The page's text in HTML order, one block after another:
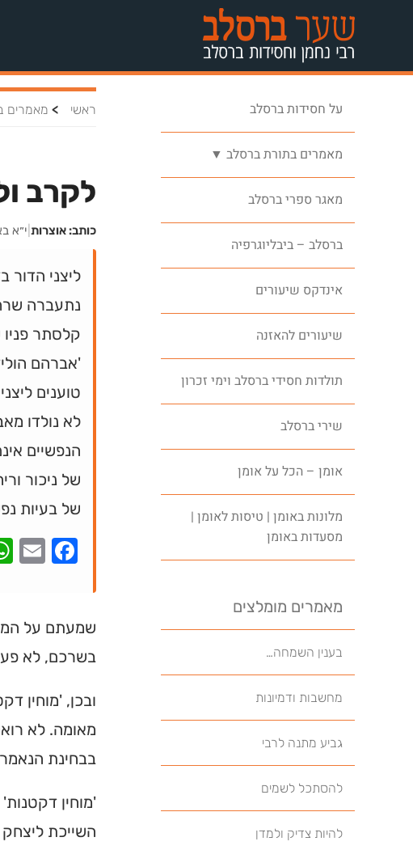
על חסידות ברסלב
מאמרים בתורת ברסלב ▼
מאגר ספרי ברסלב
ברסלב – ביבליוגרפיה
אינדקס שיעורים
שיעורים להאזנה
תולדות חסידי ברסלב וימי זכרון
שירי ברסלב
אומן – הכל על אומן
מלונות באומן | טיסות לאומן |
מסעדות באומן
מאמרים מומלצים
בענין השמחה…
מחשבות ודמיונות
גביע מתנה לרבי
להסתכל לשמים
להיות צדיק ולמדן
ראשי > מאמרים
לקרב
כותב: אוצרות י״א
ליצני הדור
נתעברה
קלסתר
'אברהם
טוענים
לא נולדו
הנפשיים
של ניכור
של בעיות
שמעתם על
בשרכם, לא
ובכן, 'מוחין
מאומה. לא
בבחינת
'מוחין
השייכת